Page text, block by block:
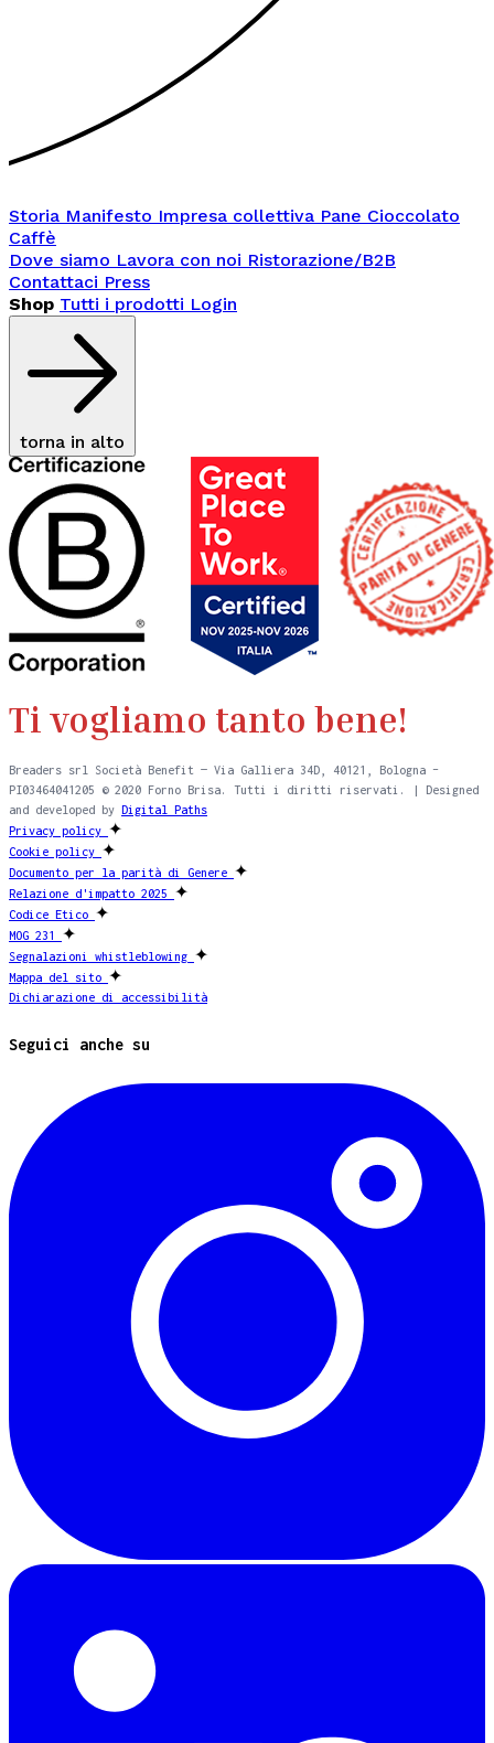
Storia Manifesto Impresa collettiva Pane Cioccolato
Caffè
Dove siamo Lavora con noi Ristorazione/B2B
Contattaci Press
Shop Tutti i prodotti Login
torna in alto
Ti vogliamo tanto bene!
Breaders srl Società Benefit — Via Galliera 34D, 40121, Bologna –
PI03464041205 © 2020 Forno Brisa. Tutti i diritti riservati. | Designed
and developed by Digital Paths
Privacy policy ✦
Cookie policy ✦
Documento per la parità di Genere ✦
Relazione d'impatto 2025 ✦
Codice Etico ✦
MOG 231 ✦
Segnalazioni whistleblowing ✦
Mappa del sito ✦
Dichiarazione di accessibilità
Seguici anche su